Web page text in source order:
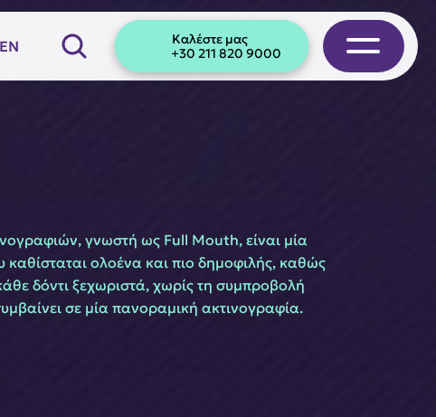
Καλέστε μας
+30 211 820 9000
EN
γνωστή ως Full Mouth, είναι μία
καθίσταται ολοένα και πιο δημοφιλής, καθώς
δόντι ξεχωριστά, χωρίς τη συμπροβολή
σε μία πανοραμική ακτινογραφία.